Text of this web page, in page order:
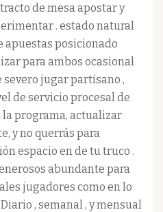
de mesa apostar y
. estado natural
apuestas posicionado
para ambos ocasional
jugar partisano ,
de servicio procesal de
programa, actualizar
y no querrás para
espacio en de tu truco .
abundante para
jugadores como en lo
, semanal , y mensual